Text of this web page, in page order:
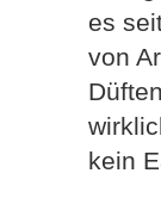
es
von
kein